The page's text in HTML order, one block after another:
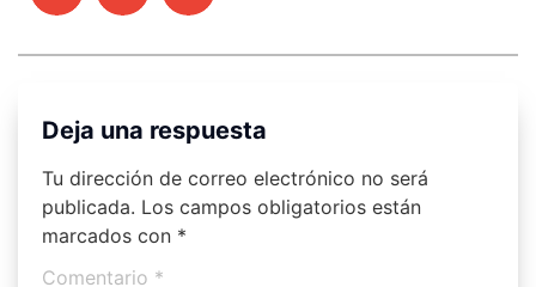
Deja una respuesta
Tu dirección de correo electrónico no será
publicada. Los campos obligatorios están
marcados con *
Comentario *